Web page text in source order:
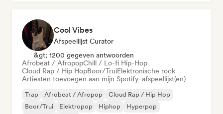
Cool Vibes
Afspeellijst Curator
&gt; 1200 gegeven antwoorden
Afrobeat / AfropopChill / Lo-fi Hip-Hop
Cloud Rap / Hip HopBoor/TruiElektronische rock
Artiesten toevoegen aan mijn Spotify-afspeellijst(en)
Trap Afrobeat / Afropop
Cloud Rap / Hip Hop
Boor/Trui
Elektropop Hiphop
Hyperpop